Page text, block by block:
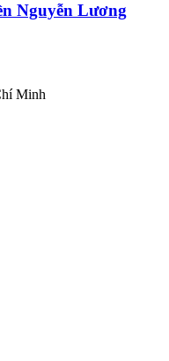
Nguyễn Lương
Minh